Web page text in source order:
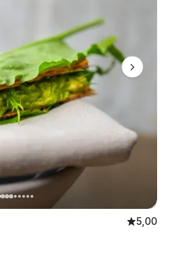
5,00